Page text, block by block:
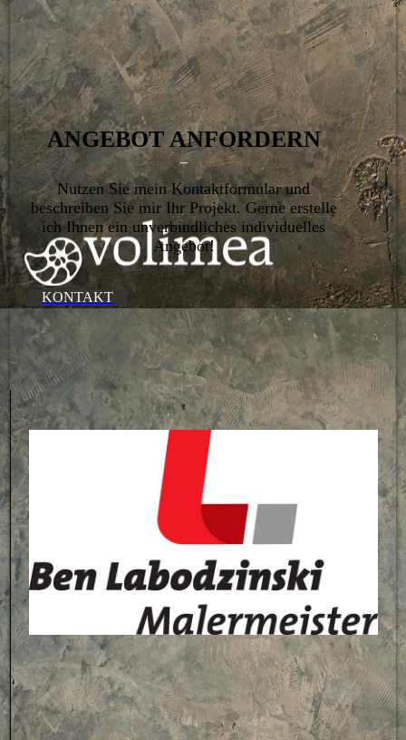
ANGEBOT ANFORDERN
–
Nutzen Sie mein Kontaktformular und
beschreiben Sie mir Ihr Projekt. Gerne erstelle
ich Ihnen ein unverbindliches individuelles
Angebot!
KONTAKT